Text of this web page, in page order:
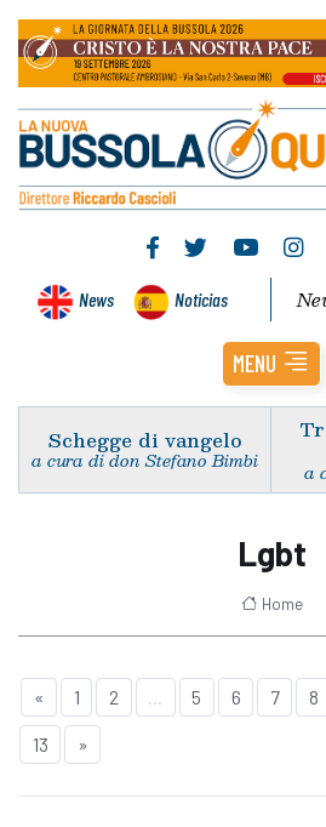
News Noticias
MENU
Schegge di vangelo
a cura di don Stefano Bimbi a
Lgbt
Home
« 1 2 5 6 7 8
13 »